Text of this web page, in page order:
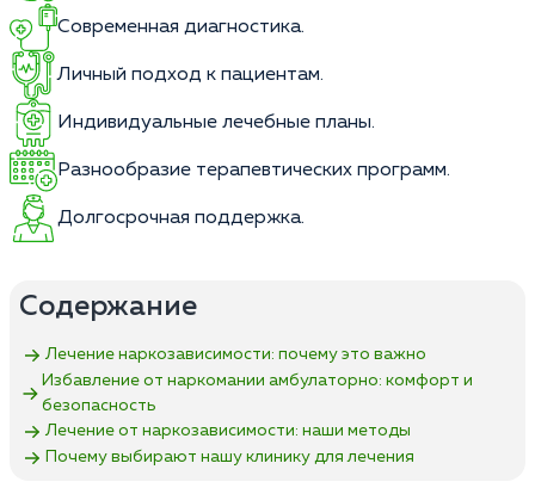
Современная диагностика.
Личный подход к пациентам.
Индивидуальные лечебные планы.
Разнообразие терапевтических программ.
Долгосрочная поддержка.
Содержание
Лечение наркозависимости: почему это важно
Избавление от наркомании амбулаторно: комфорт и
безопасность
Лечение от наркозависимости: наши методы
Почему выбирают нашу клинику для лечения